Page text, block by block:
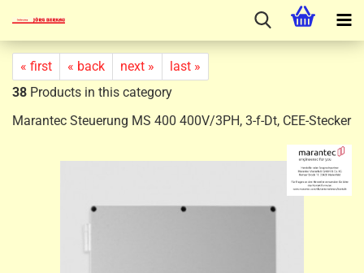
« first « back next »
last »
38 Products in this category
Marantec Steuerung MS 400 400V/3PH, 3-f-Dt, CEE-Stecker